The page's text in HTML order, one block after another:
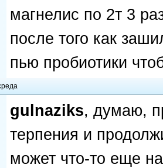
магнелис по 2т 3
после того как
пью пробиотики
gulnaziks, думаю,
терпения и
может что-то еще